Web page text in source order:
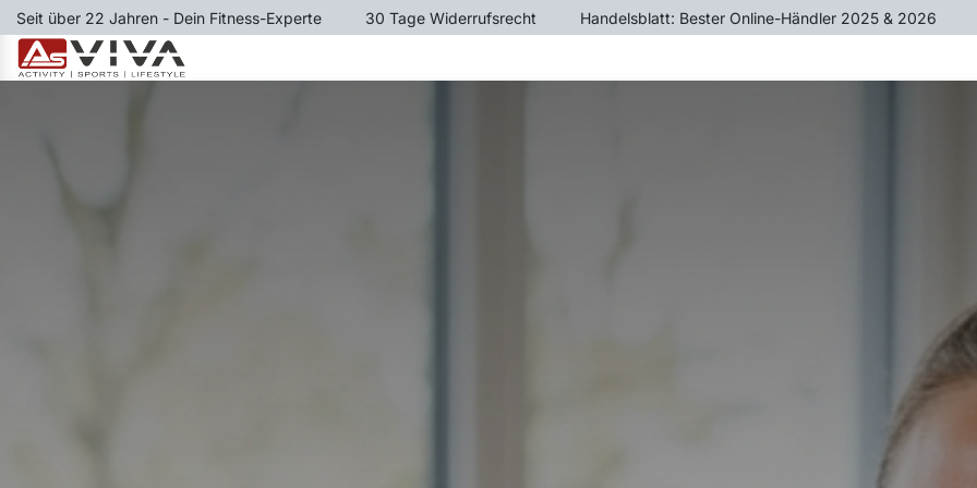
Zum Inhalt springen
Seit über 22 Jahren - Dein Fitness-Experte ​30 Tage Widerrufsrecht ​Handelsblatt: Bester Online-Händler 2025 & 2026